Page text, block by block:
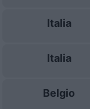
Italia
Italia
Belgio